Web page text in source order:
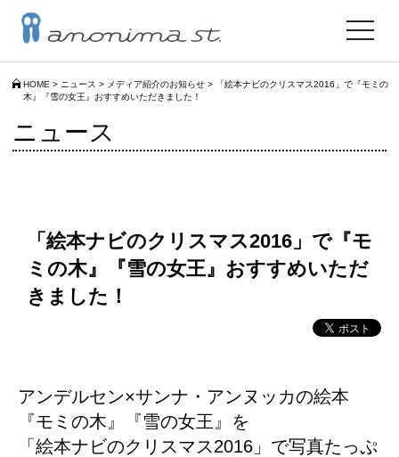
HOME > ニュース > メディア紹介のお知らせ >
「絵本ナビのクリスマス2016」で『モミの
木』『雪の女王』おすすめいただきました！
toggle
ニュース
「絵本ナビのクリスマス2016」で『モ
ミの木』『雪の女王』おすすめいただ
きました！
アンデルセン×サンナ・アンヌッカの絵本
『モミの木』『雪の女王』を
「絵本ナビのクリスマス2016」で写真たっぷ